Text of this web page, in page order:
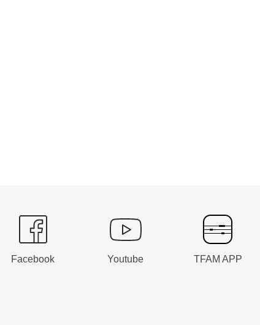
Facebook Youtube TFAM APP